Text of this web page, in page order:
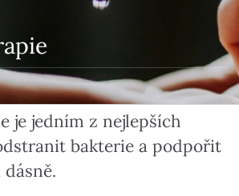
je jedním z nejlepších
bakterie a podpořit